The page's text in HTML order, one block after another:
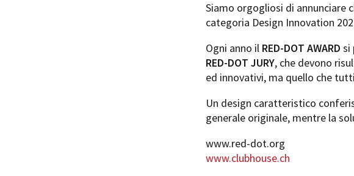
Siamo orgogliosi di annunciare
categoria Design Innovation
Ogni anno il RED-DOT AWARD si
RED-DOT JURY, che devono
ed innovativi, ma quello che
Un design caratteristico
generale originale, mentre la
www.red-dot.org
www.clubhouse.ch